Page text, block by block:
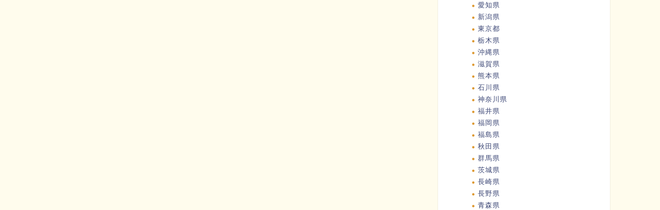
愛知県
新潟県
東京都
栃木県
沖縄県
滋賀県
熊本県
石川県
神奈川県
福井県
福岡県
福島県
秋田県
群馬県
茨城県
長崎県
長野県
青森県